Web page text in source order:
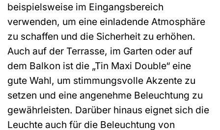
beispielsweise im Eingangsbereich
verwenden, um eine einladende Atmosphäre
zu schaffen und die Sicherheit zu erhöhen.
Auch auf der Terrasse, im Garten oder auf
dem Balkon ist die „Tin Maxi Double“ eine
gute Wahl, um stimmungsvolle Akzente zu
setzen und eine angenehme Beleuchtung zu
gewährleisten. Darüber hinaus eignet sich die
Leuchte auch für die Beleuchtung von